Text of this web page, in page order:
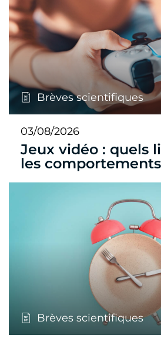
Brèves scientifiques
03/08/2026
Jeux vidéo : quels
les
Brèves scientifiques